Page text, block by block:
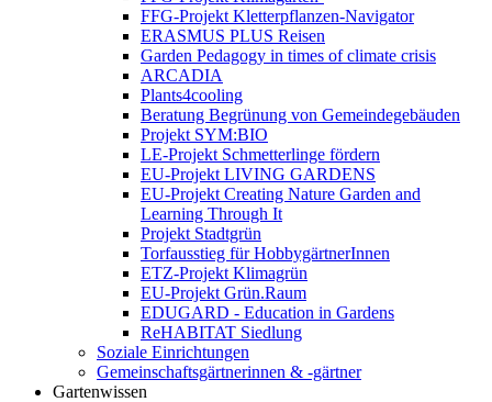
FFG-Projekt Kletterpflanzen-Navigator
ERASMUS PLUS Reisen
Garden Pedagogy in times of climate crisis
ARCADIA
Plants4cooling
Beratung Begrünung von Gemeindegebäuden
Projekt SYM:BIO
LE-Projekt Schmetterlinge fördern
EU-Projekt LIVING GARDENS
EU-Projekt Creating Nature Garden and
Learning Through It
Projekt Stadtgrün
Torfausstieg für HobbygärtnerInnen
ETZ-Projekt Klimagrün
EU-Projekt Grün.Raum
EDUGARD - Education in Gardens
ReHABITAT Siedlung
Soziale Einrichtungen
Gemeinschaftsgärtnerinnen & -gärtner
Gartenwissen